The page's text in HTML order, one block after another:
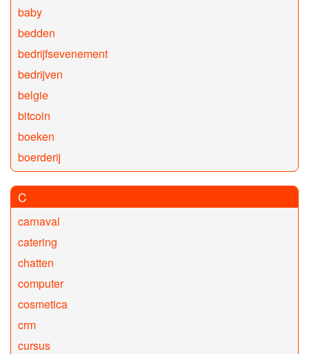
baby
bedden
bedrijfsevenement
bedrijven
belgie
bitcoin
boeken
boerderij
C
carnaval
catering
chatten
computer
cosmetica
crm
cursus